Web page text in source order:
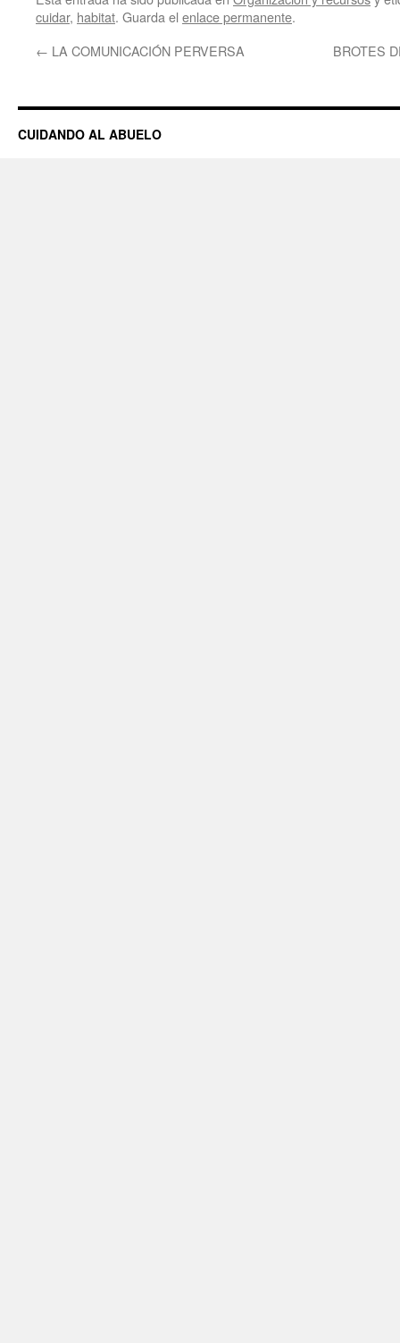
nueva)
cuidar, habitat. Guarda el enlace permanente.
← LA COMUNICACIÓN PERVERSA BROTES
CUIDANDO AL ABUELO